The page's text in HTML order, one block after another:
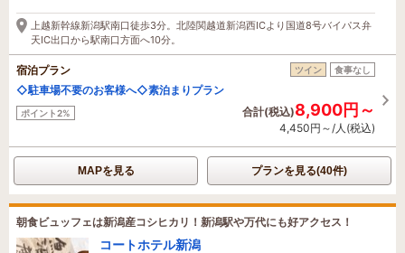
1時間前に予約されました
上越新幹線新潟駅南口徒歩3分。北陸関越道新潟西ICより国道8号バイパス弁
天IC出口から駅南口方面へ10分。
宿泊プラン ツイン 食事なし
◇駐車場不要のお客様へ◇素泊まりプラン
ポイント2% 合計(税込)8,900円～
4,450円～/人(税込)
MAPを見る プランを見る(40件)
朝食ビュッフェは新潟産コシヒカリ！新潟駅や万代にも好アクセス！
コートホテル新潟